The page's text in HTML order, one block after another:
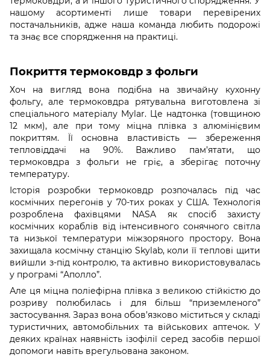
нашому асортименті лише товари перевірених
постачальників, адже наша команда любить подорожі
та знає все спорядження на практиці.
Покриття термоковдр з фольги
Хоч на вигляд вона подібна на звичайну кухонну
фольгу, але термоковдра рятувальна виготовлена зі
спеціального матеріалу Mylar. Це надтонка (товщиною
12 мкм), але при тому міцна плівка з алюмінієвим
покриттям. Її основна властивість — збереження
тепловіддачі на 90%. Важливо пам’ятати, що
термоковдра з фольги не гріє, а зберігає поточну
температуру.
Історія розробки термоковдр розпочалась під час
космічних перегонів у 70-тих роках у США. Технологія
розроблена фахівцями NASA як спосіб захисту
космічних кораблів від інтенсивного сонячного світла
та низької температури міжзоряного простору. Вона
захищала космічну станцію Skylab, коли її теплові щити
вийшли з-під контролю, та активно використовувалась
у програмі “Аполло”.
Але ця міцна поліефірна плівка з великою стійкістю до
розриву полюбилась і для більш “приземленого”
застосування. Зараз вона обов’язково міститься у складі
туристичних, автомобільних та військових аптечок. У
деяких країнах наявність ізофілії серед засобів першої
допомоги навіть врегульована законом.